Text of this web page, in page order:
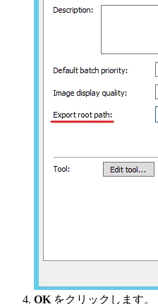
OK をクリックします。